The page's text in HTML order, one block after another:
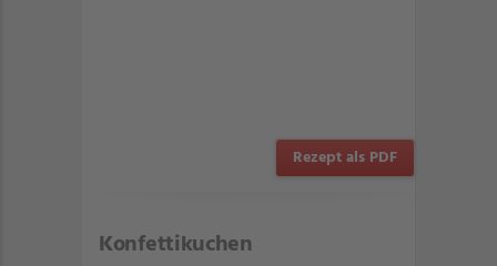
Rezept als PDF
Konfettikuchen